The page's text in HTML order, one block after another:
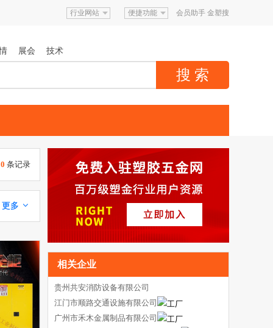
行业网站 便捷功能 会员助手 金塑搜
展会 技术
条记录
更多 
相关企业
贵州共安消防设备有限公司
江门市顺路交通设施有限公司
广州市禾木金属制品有限公司